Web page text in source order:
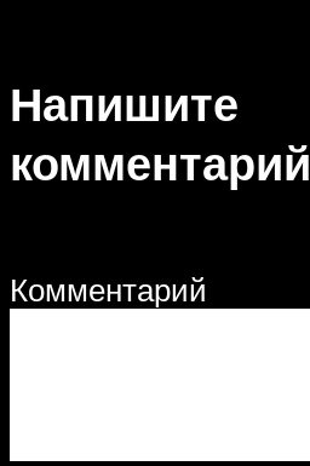
Напишите
комментарий
Комментарий